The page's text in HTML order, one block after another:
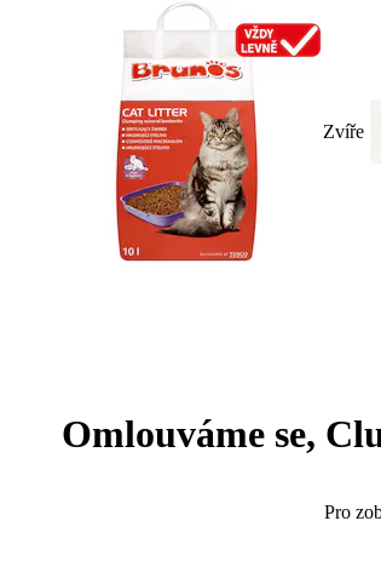
Zvíře
Omlouváme se,
Pro